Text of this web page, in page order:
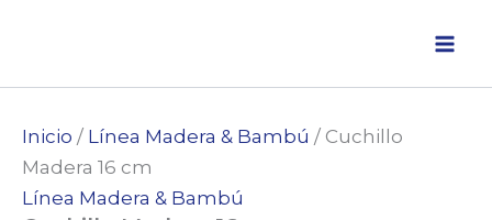
Inicio / Línea Madera & Bambú / Cuchillo
Madera 16 cm
Línea Madera & Bambú